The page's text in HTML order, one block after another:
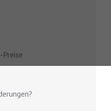
Preise